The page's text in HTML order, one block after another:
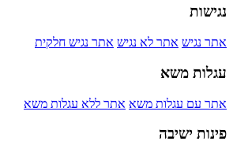
נגישות
אתר נגיש אתר לא נגיש אתר נגיש חלקית
עגלות משא
אתר עם עגלות משא אתר ללא עגלות משא
פינות ישיבה